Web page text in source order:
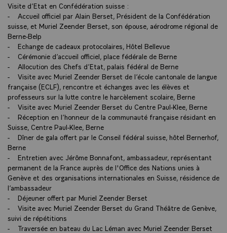
Visite d’Etat en Confédération suisse :
- Accueil officiel par Alain Berset, Président de la Confédération
suisse, et Muriel Zeender Berset, son épouse, aérodrome régional de
Berne-Belp
- Echange de cadeaux protocolaires, Hôtel Bellevue
- Cérémonie d’accueil officiel, place fédérale de Berne
- Allocution des Chefs d’Etat, palais fédéral de Berne
- Visite avec Muriel Zeender Berset de l’école cantonale de langue
française (ECLF), rencontre et échanges avec les élèves et
professeurs sur la lutte contre le harcèlement scolaire, Berne
- Visite avec Muriel Zeender Berset du Centre Paul-Klee, Berne
- Réception en l’honneur de la communauté française résidant en
Suisse, Centre Paul-Klee, Berne
- Dîner de gala offert par le Conseil fédéral suisse, hôtel Bernerhof,
Berne
- Entretien avec Jérôme Bonnafont, ambassadeur, représentant
permanent de la France auprès de l'Office des Nations unies à
Genève et des organisations internationales en Suisse, résidence de
l’ambassadeur
- Déjeuner offert par Muriel Zeender Berset
- Visite avec Muriel Zeender Berset du Grand Théâtre de Genève,
suivi de répétitions
- Traversée en bateau du Lac Léman avec Muriel Zeender Berset